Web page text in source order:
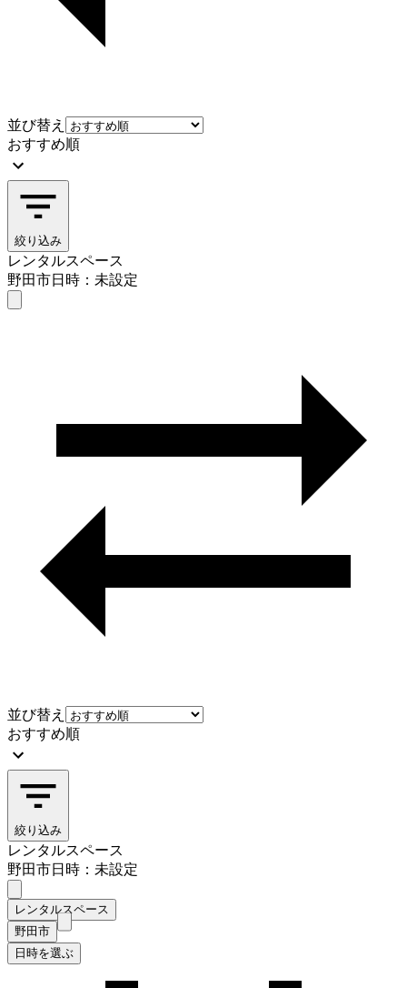
並び替え
おすすめ順
絞り込み
レンタルスペース
野田市日時：未設定
並び替え
おすすめ順
絞り込み
レンタルスペース
野田市日時：未設定
レンタルスペース
野田市
日時を選ぶ